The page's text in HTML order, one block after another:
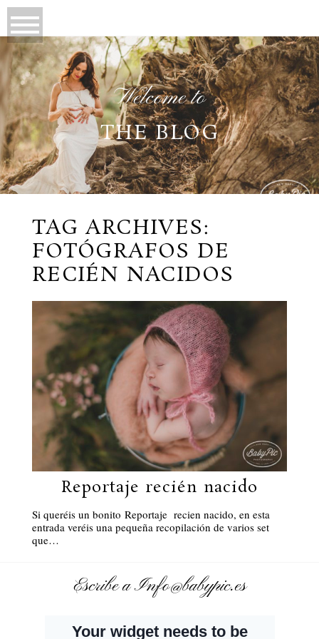
Welcome to
THE BLOG
TAG ARCHIVES:
FOTÓGRAFOS DE
RECIÉN NACIDOS
Reportaje recién nacido
Si queréis un bonito Reportaje recien nacido, en esta
entrada veréis una pequeña recopilación de varios set
que…
Escribe a Info@babypic.es